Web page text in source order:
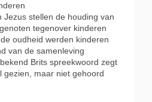
Jezus stellen de houding van
tegenover kinderen
oudheid werden kinderen
van de samenleving
Brits spreekwoord zegt
gezien, maar niet gehoord